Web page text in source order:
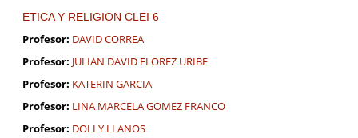
ETICA Y RELIGION CLEI 6
Profesor: DAVID CORREA
Profesor: JULIAN DAVID FLOREZ URIBE
Profesor: KATERIN GARCIA
Profesor: LINA MARCELA GOMEZ FRANCO
Profesor: DOLLY LLANOS